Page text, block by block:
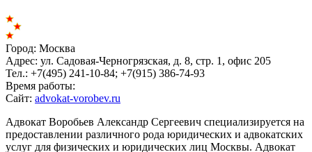
Город: Москва
Адрес: ул. Садовая-Черногрязская, д. 8, стр. 1, офис 205
Тел.: +7(495) 241-10-84; +7(915) 386-74-93
Время работы:
Сайт: advokat-vorobev.ru
Адвокат Воробьев Александр Сергеевич специализируется на
предоставлении различного рода юридических и адвокатских
услуг для физических и юридических лиц Москвы. Адвокат